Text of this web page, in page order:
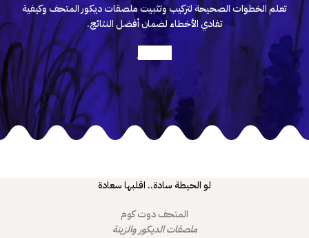
تعلم الخطوات الصحيحة لتركيب وتثبيت ملصقات ديكور المتحف وكيفية
تفادي الأخطاء لضمان أفضل النتائج.
لو الحيطة سادة.. اقلبها سعادة
المتحف دوت كوم
ملصقات الديكور والزينة